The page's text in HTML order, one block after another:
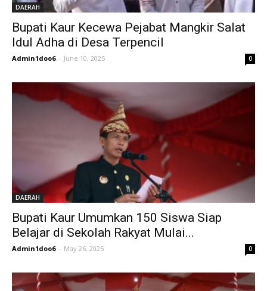
DAERAH
Bupati Kaur Kecewa Pejabat Mangkir Salat
Idul Adha di Desa Terpencil
Admin1doo6 - June 10, 2025 0
DAERAH
Bupati Kaur Umumkan 150 Siswa Siap
Belajar di Sekolah Rakyat Mulai...
Admin1doo6 - May 26, 2025 0